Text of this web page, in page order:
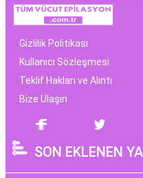
Gizlilik Politikası
Kullanıcı Sözleşmesi
Teklif Hakları ve Alıntı
Bize Ulaşın
SON EKLENEN